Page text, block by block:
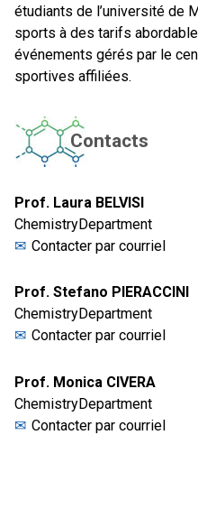
étudiants de l’université de
sports à des tarifs
événements gérés par le
sportives affiliées.
Contacts
Prof. Laura BELVISI
ChemistryDepartment
Contacter par courriel
Prof. Stefano PIERACCINI
ChemistryDepartment
Contacter par courriel
Prof. Monica CIVERA
ChemistryDepartment
Contacter par courriel